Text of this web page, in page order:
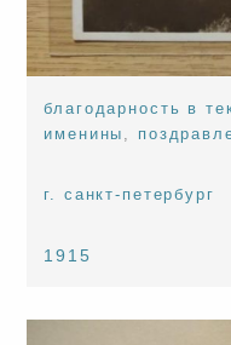
благодарность в
именины ,
г. санкт-петербург
1915